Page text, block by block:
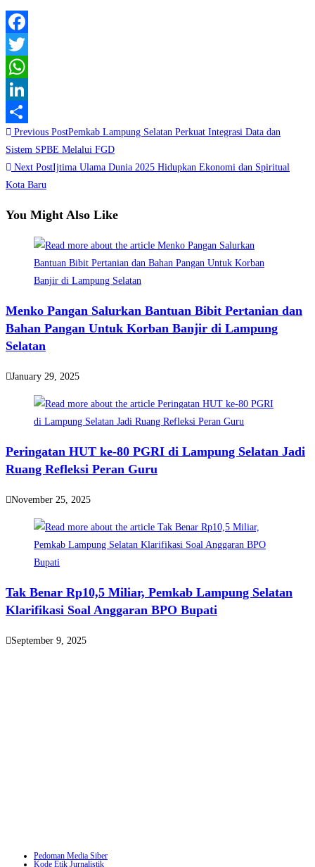
Facebook
Twitter
WhatsApp
LinkedIn
Share
Read
more
articles
Previous PostPemkab Lampung Selatan Perkuat Integrasi Data dan
Sistem SPBE Melalui FGD
Next PostIjtima Ulama Dunia 2025 Hidupkan Ekonomi dan Spiritual
Kota Baru
You Might Also Like
Menko Pangan Salurkan Bantuan Bibit Pertanian dan
Bahan Pangan Untuk Korban Banjir di Lampung
Selatan
January 29, 2025
Peringatan HUT ke-80 PGRI di Lampung Selatan Jadi
Ruang Refleksi Peran Guru
November 25, 2025
Tak Benar Rp10,5 Miliar, Pemkab Lampung Selatan
Klarifikasi Soal Anggaran BPO Bupati
September 9, 2025
Pedoman Media Siber
Kode Etik Jurnalistik